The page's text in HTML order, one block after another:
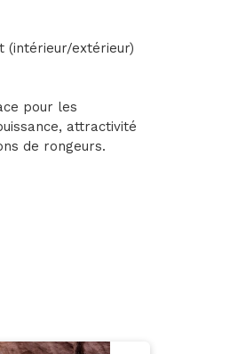
(intérieur/extérieur)
pour les
attractivité
de rongeurs.